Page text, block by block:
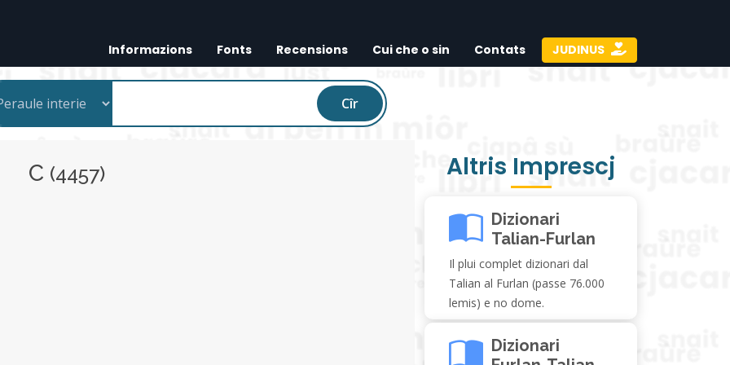
Informazions Fonts Recensions Cui che o sin Contats JUDINUS
Cîr
C (4457) Altris Imprescj
Dizionari
Talian-Furlan
Il plui complet dizionari dal
Talian al Furlan (passe 76.000
lemis) e no dome.
Dizionari